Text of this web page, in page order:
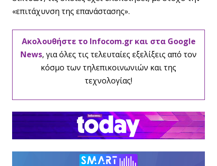
«επιτάχυνση της επανάστασης».
Ακολουθήστε το Infocom.gr και στα Google
News, για όλες τις τελευταίες εξελίξεις από τον
κόσμο των τηλεπικοινωνιών και της
τεχνολογίας!